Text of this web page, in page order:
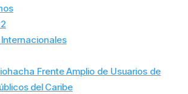
Frente Amplio de Usuarios de
del Caribe